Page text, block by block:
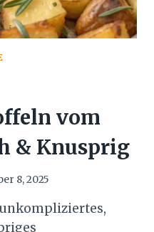
vom
& Knusprig
8, 2025